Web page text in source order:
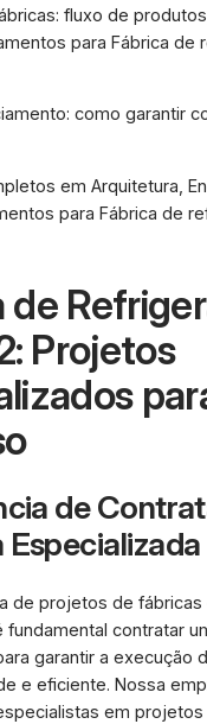
fluxo de
para Fábrica de
como garantir
em Arquitetura,
para Fábrica de
de
Projetos
de
Especializada
de projetos de fábricas
fundamental contratar
garantir a execução
e eficiente. Nossa
em